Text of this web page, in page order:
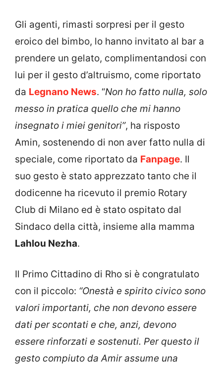
Gli agenti, rimasti sorpresi per il gesto
eroico del bimbo, lo hanno invitato al bar a
prendere un gelato, complimentandosi con
lui per il gesto d’altruismo, come riportato
da Legnano News. “Non ho fatto nulla, solo
messo in pratica quello che mi hanno
insegnato i miei genitori”, ha risposto
Amin, sostenendo di non aver fatto nulla di
speciale, come riportato da Fanpage. Il
suo gesto è stato apprezzato tanto che il
dodicenne ha ricevuto il premio Rotary
Club di Milano ed è stato ospitato dal
Sindaco della città, insieme alla mamma
Lahlou Nezha.
Il Primo Cittadino di Rho si è congratulato
con il piccolo: “Onestà e spirito civico sono
valori importanti, che non devono essere
dati per scontati e che, anzi, devono
essere rinforzati e sostenuti. Per questo il
gesto compiuto da Amir assume una